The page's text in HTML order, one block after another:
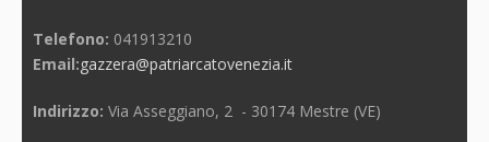
Telefono: 041913210
Email:gazzera@patriarcatovenezia.it
Indirizzo: Via Asseggiano, 2 - 30174 Mestre (VE)